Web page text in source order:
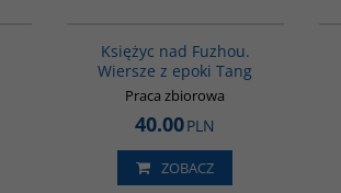
Księżyc nad Fuzhou.
Wiersze z epoki Tang
Praca zbiorowa
40.00PLN
ZOBACZ